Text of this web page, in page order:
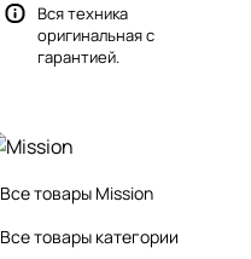
Вся техника
оригинальная с
гарантией.
Все товары Mission
Все товары категории